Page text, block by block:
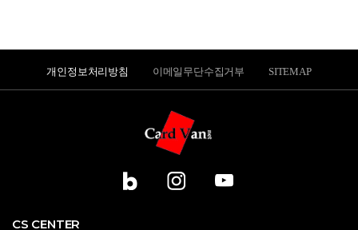
개인정보처리방침 이메일무단수집거부 SITEMAP
CS CENTER